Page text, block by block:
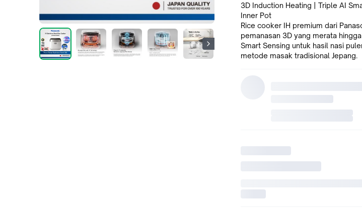
3D Induction Heating | Triple AI
Inner Pot
Rice cooker IH premium dari
pemanasan 3D yang merata
Smart Sensing untuk hasil nasi
metode masak tradisional Jepang.
• Triple AI Smart Sensing –
presisi untuk hasil optimal
• 1.7mm SUS 304 Stainless Steel
harian
• FBAC Technology – Menjaga
• Touch Control Panel LED (Top
pemakaian sehari-hari